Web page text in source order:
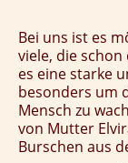
Bei uns ist es
viele, die
es eine starke
besonders um
Mensch zu
von Mutter
Burschen aus